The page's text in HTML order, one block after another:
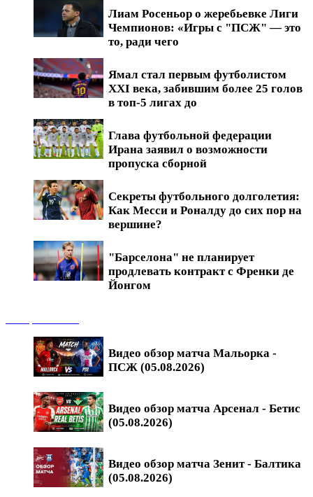
Лиам Росеньор о жеребьевке Лиги
Чемпионов: «Игры с "ПСЖ" — это
то, ради чего
Ямал стал первым футболистом
XXI века, забившим более 25 голов
в топ-5 лигах до
Глава футбольной федерации
Ирана заявил о возможности
пропуска сборной
Секреты футбольного долголетия:
Как Месси и Роналду до сих пор на
вершине?
"Барселона" не планирует
продлевать контракт с Френки де
Йонгом
Видео обзор матча Мальорка -
ПСЖ (05.08.2026)
Видео обзор матча Арсенал - Бетис
(05.08.2026)
Видео обзор матча Зенит - Балтика
(05.08.2026)